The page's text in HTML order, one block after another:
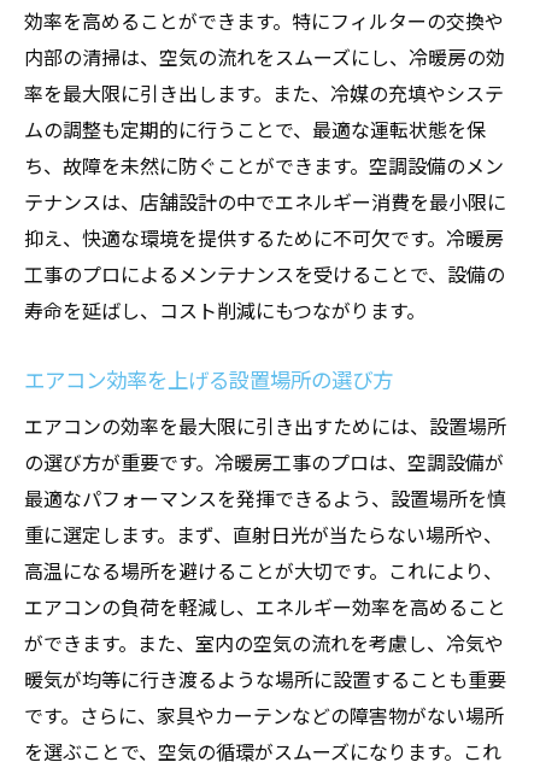
メンテナンス計画で店舗のエネルギー効率
を向上
エアコンメンテナンスのプロが教える快適な環
境を保つ秘訣
快適な環境を保つためのエアコン設定
エアコンメンテナンスで快適さを維持
プロが教える快適な空調環境の作り方
エアコンメンテナンスで健康的な環境を実
快適な環境を保つためのポイント
エアコンの定期メンテナンスで快適さを向
上
効率を高めることができます。特にフィルターの交換や
内部の清掃は、空気の流れをスムーズにし、冷暖房の効
率を最大限に引き出します。また、冷媒の充填やシステ
ムの調整も定期的に行うことで、最適な運転状態を保
ち、故障を未然に防ぐことができます。空調設備のメン
テナンスは、店舗設計の中でエネルギー消費を最小限に
抑え、快適な環境を提供するために不可欠です。冷暖房
工事のプロによるメンテナンスを受けることで、設備の
寿命を延ばし、コスト削減にもつながります。
エアコン効率を上げる設置場所の選び方
エアコンの効率を最大限に引き出すためには、設置場所
の選び方が重要です。冷暖房工事のプロは、空調設備が
最適なパフォーマンスを発揮できるよう、設置場所を慎
重に選定します。まず、直射日光が当たらない場所や、
高温になる場所を避けることが大切です。これにより、
エアコンの負荷を軽減し、エネルギー効率を高めること
ができます。また、室内の空気の流れを考慮し、冷気や
暖気が均等に行き渡るような場所に設置することも重要
です。さらに、家具やカーテンなどの障害物がない場所
を選ぶことで、空気の循環がスムーズになります。これ